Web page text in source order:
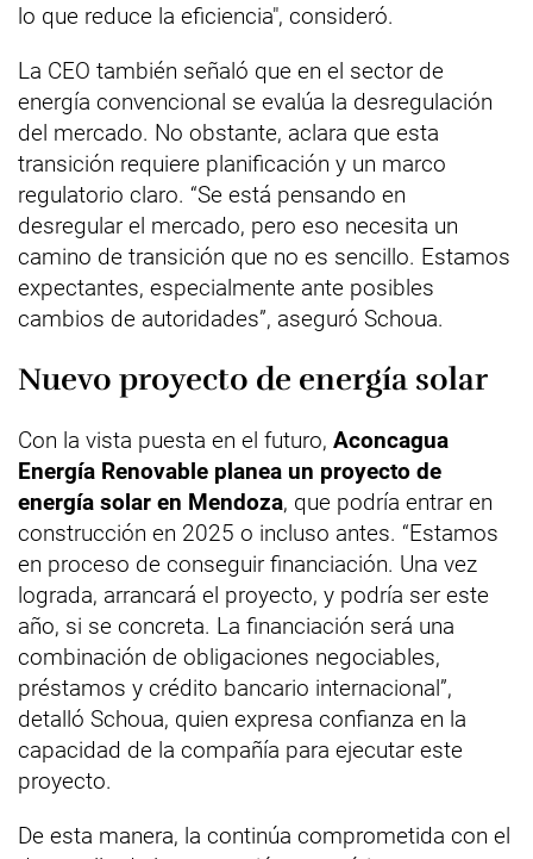
lo que reduce la eficiencia", consideró.
La CEO también señaló que en el sector de
energía convencional se evalúa la desregulación
del mercado. No obstante, aclara que esta
transición requiere planificación y un marco
regulatorio claro. “Se está pensando en
desregular el mercado, pero eso necesita un
camino de transición que no es sencillo. Estamos
expectantes, especialmente ante posibles
cambios de autoridades”, aseguró Schoua.
Nuevo proyecto de energía solar
Con la vista puesta en el futuro, Aconcagua
Energía Renovable planea un proyecto de
energía solar en Mendoza, que podría entrar en
construcción en 2025 o incluso antes. “Estamos
en proceso de conseguir financiación. Una vez
lograda, arrancará el proyecto, y podría ser este
año, si se concreta. La financiación será una
combinación de obligaciones negociables,
préstamos y crédito bancario internacional”,
detalló Schoua, quien expresa confianza en la
capacidad de la compañía para ejecutar este
proyecto.
De esta manera, la continúa comprometida con el